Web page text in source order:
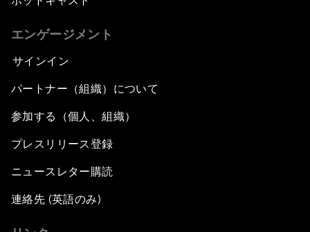
エンゲージメント
サインイン
パートナー（組織）について
参加する（個人、組織）
プレスリリース登録
ニュースレター購読
連絡先 (英語のみ)